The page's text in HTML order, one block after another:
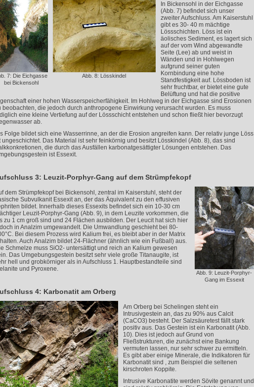
7: Die Eichgasse
bei Bickensohl
Abb. 8: Lösskindel
In Bickensohl in der Eichgasse
(Abb. 7) befindet sich unser
zweiter Aufschluss. Am Kaiserstuhl
gibt es 30- 40 m mächtige
Lössschichten. Löss ist ein
äolisches Sediment, es lagert sich
auf der vom Wind abgewandte
Seite (Lee) ab und weist in
Wänden und in Hohlwegen
aufgrund seiner guten
Kornbindung eine hohe
Standfestigkeit auf. Lössboden ist
sehr fruchtbar, er bietet eine gute
Belüftung und hat die positive
einer hohen Wasserspeicherfähigkeit. Im Hohlweg in der Eichgasse sind Erosionen
beobachten, die jedoch durch anthropogene Einwirkung verursacht wurden. Es muss
eine kleine Vertiefung auf der Lössschicht entstehen und schon fließt hier bevorzugt
ab.
Folge bildet sich eine Wasserrinne, an der die Erosion angreifen kann. Der relativ junge Löss
ungeschichtet. Das Material ist sehr feinkörnig und besitzt Lösskindel (Abb. 8), das sind
die durch das Ausfällen karbonatgesättigter Lösungen entstehen. Das
ist Essexit.
3: Leuzit-Porphyr-Gang auf dem Strümpfekopf
Abb. 9: Leuzit-Porphyr-
Gang im Essexit
dem Strümpfekopf bei Bickensohl, zentral im Kaiserstuhl, steht der
Subvulkanit Essexit an, der das Äquivalent zu den effusiven
bildet. Innerhalb dieses Essexits befindet sich ein 10-30 cm
Leuzit-Porphyr-Gang (Abb. 9), in dem Leuzite vorkommen, die
zu 1 cm groß sind und 24 Flächen ausbilden. Der Leucit hat sich hier
in Analzim umgewandelt. Die Umwandlung geschieht bei 80-
Bei diesem Prozess wird Kalium frei, es bleibt aber in der Matrix
Auch Analzim bildet 24-Flächner (ähnlich wie ein Fußball) aus.
Schmelze muss SiO2- untersättigt und reich an Kalium gewesen
Das Umgebungsgestein besitzt sehr viele große Titanaugite, ist
hell und grobkörniger als in Aufschluss 1. Hauptbestandteile sind
und Pyroxene.
4: Karbonatit am Orberg
Am Orberg bei Schelingen steht ein
Intrusivgestein an, das zu 90% aus Calcit
(CaCO3) besteht. Der Salzsäuretest fällt stark
positiv aus. Das Gestein ist ein Karbonatit (Abb.
10). Dies ist jedoch auf Grund von
Fließstrukturen, die zunächst eine Bankung
vermuten lassen, nur sehr schwer zu ermitteln.
Es gibt aber einige Minerale, die Indikatoren für
Karbonatit sind , zum Beispiel die seltenen
kirschroten Koppite.
Intrusive Karbonatite werden Sövite genannt und